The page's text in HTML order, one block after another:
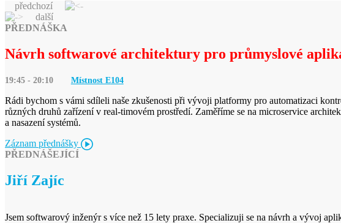
předchozí
další
PŘEDNÁŠKA
Návrh softwarové architektury pro průmyslové
19:45 - 20:10 Místnost E104
Rádi bychom s vámi sdíleli naše zkušenosti při vývoji platformy pro automatizaci
různých druhů zařízení v real-timovém prostředí. Zaměříme se na microservice
a nasazení systémů.
Záznam přednášky
PŘEDNÁŠEJÍCÍ
Jiří Zajíc
Jsem softwarový inženýr s více než 15 lety praxe. Specializuji se na návrh a vývoj